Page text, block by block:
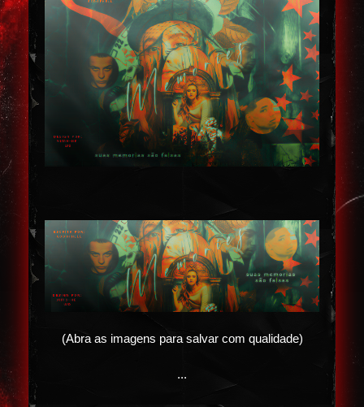
(Abra as imagens para salvar com qualidade)
...